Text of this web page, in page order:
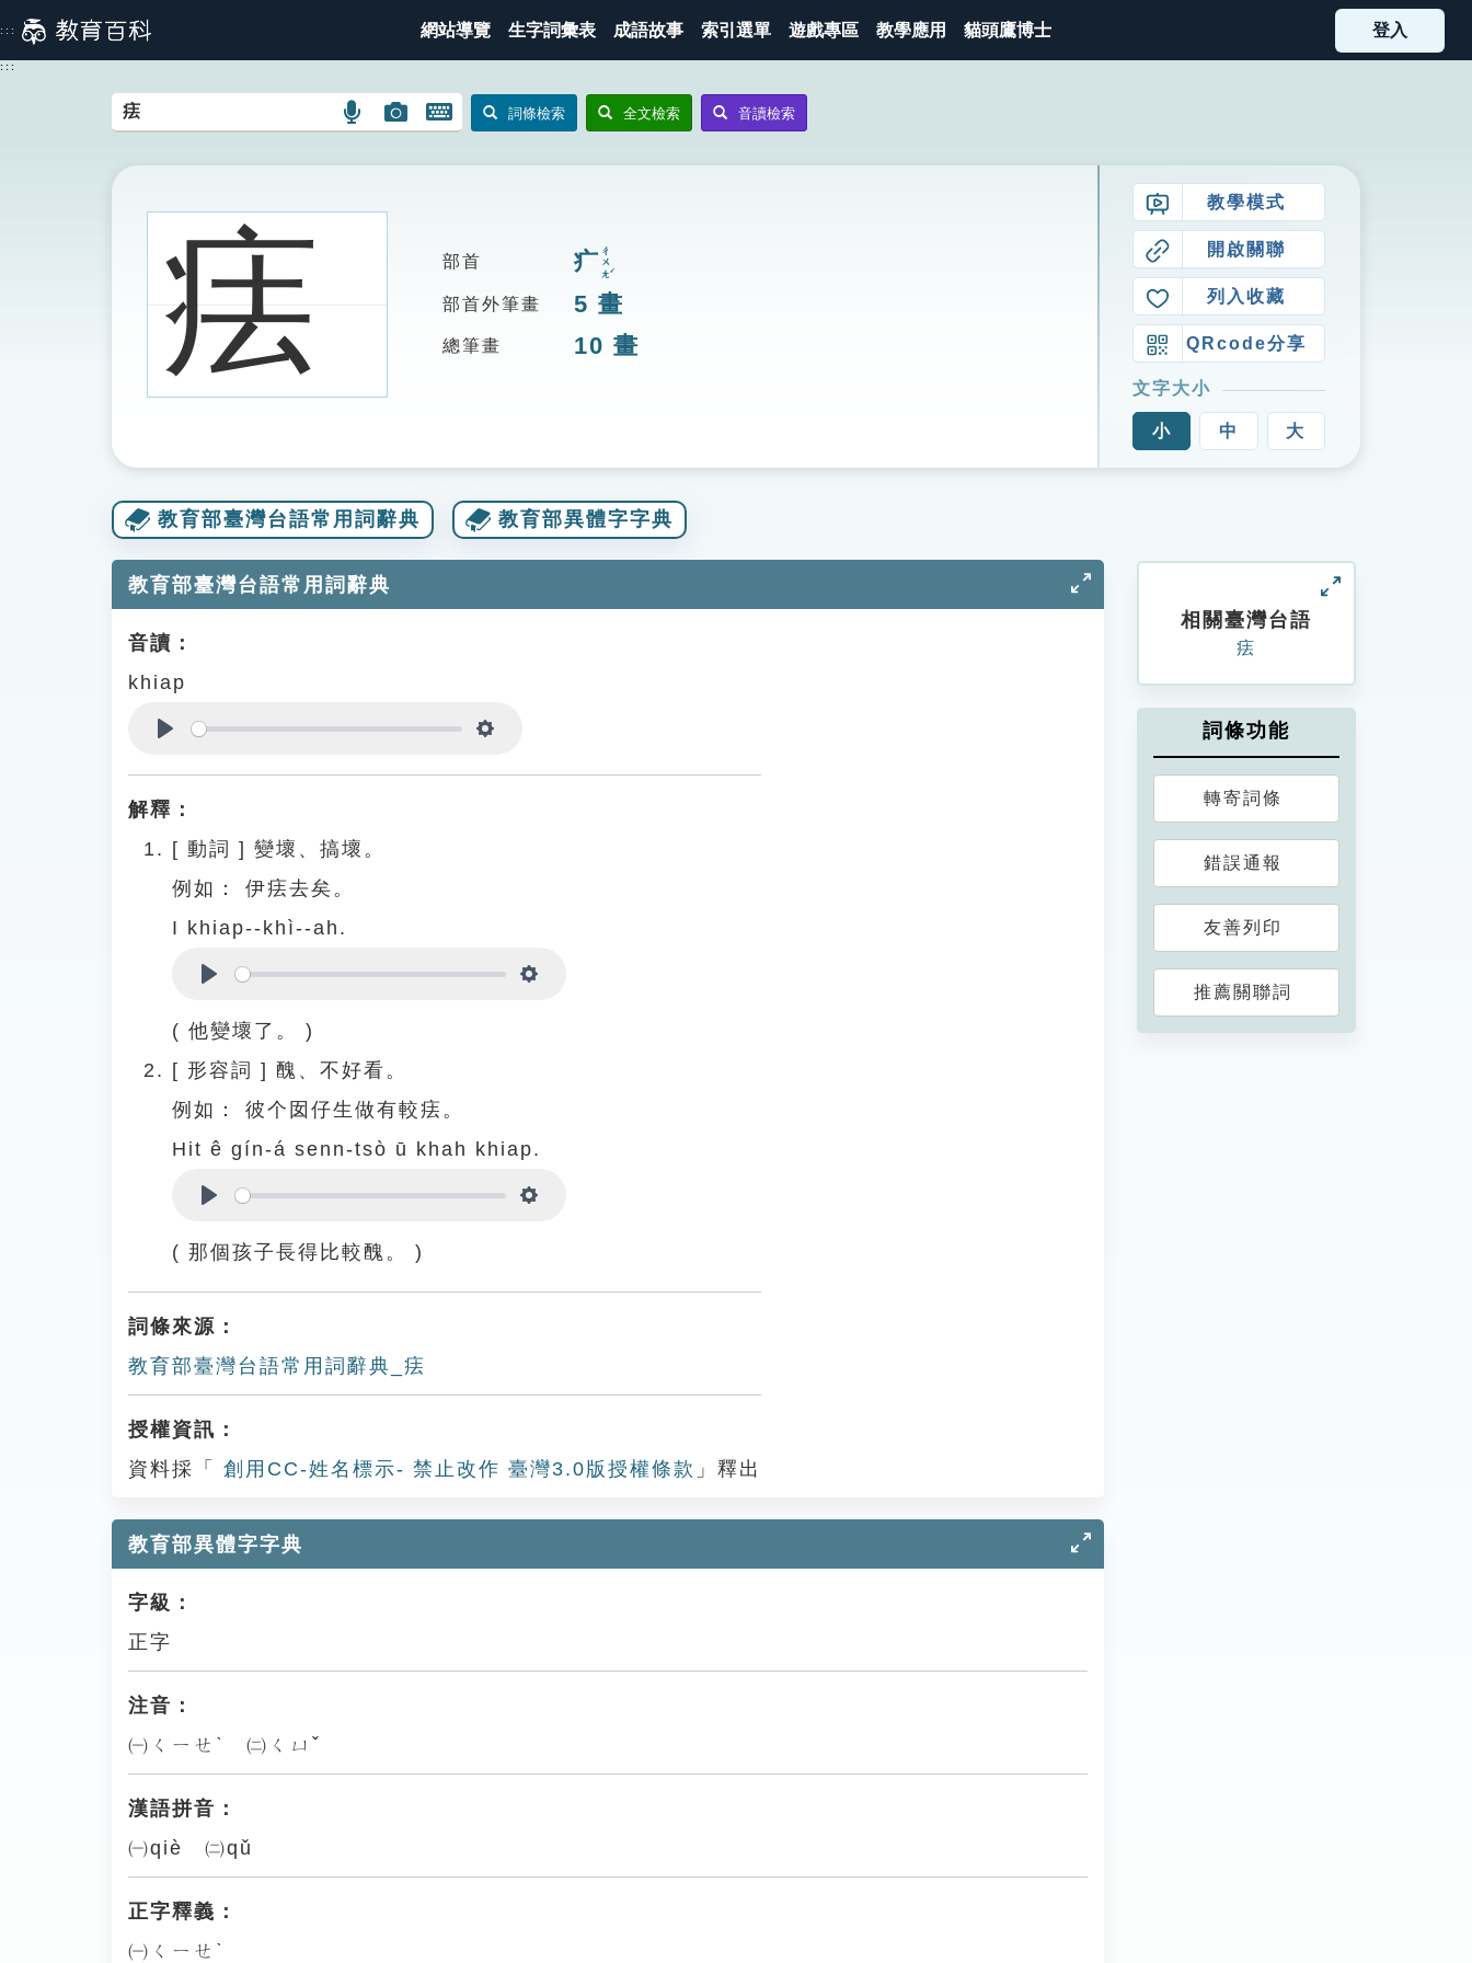
到
主
::: 網站導覽 生字詞彙表 成語故事 索引選單 遊戲專區 教學應用 貓頭鷹博士 登入
:::
語
搜
圖
圖
搜
開
鍵
詞條檢索 全文檢索 音讀檢索
㾀 部首 疒ㄔㄨㄤˊ
部首外筆畫 5 畫
總筆畫 10 畫
教學模式
開啟關聯
列入收藏
QRcode分享
文字大小
小 中 大
教育部臺灣台語常用詞辭典 教育部異體字字典
教育部臺灣台語常用詞辭典
音讀：
khiap
解釋：
[ 動詞 ] 變壞、搞壞。
例如：
伊㾀去矣。
I khiap--khì--ah.
( 他變壞了。 )
[ 形容詞 ] 醜、不好看。
例如：
彼个囡仔生做有較㾀。
Hit ê gín-á senn-tsò ū khah khiap.
( 那個孩子長得比較醜。 )
詞條來源：
教育部臺灣台語常用詞辭典_㾀
授權資訊：
資料採「
創用CC-姓名標示- 禁止改作 臺灣3.0版授權條款 」釋出
教育部異體字字典
字級：
正字
注音：
㈠ㄑㄧㄝˋ ㈡ㄑㄩˇ
漢語拼音：
㈠qiè ㈡qǔ
正字釋義：
㈠ㄑㄧㄝˋ
相關臺灣台語
㾀
詞條功能
轉寄詞條
錯誤通報
友善列印
推薦關聯詞